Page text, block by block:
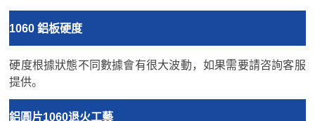
1060 鋁板硬度
硬度根據狀態不同數據會有很大波動，如果需要請咨詢客服
提供。
鋁圓片1060退火工藝